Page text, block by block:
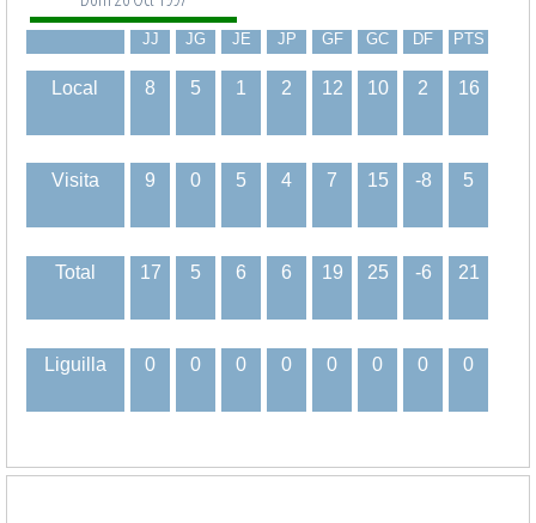
JJ JG JE JP GF GC DF PTS
Local 8 5 1 2 12 10 2 16
Visita 9 0 5 4 7 15 -8 5
Total 17 5 6 6 19 25 -6 21
Liguilla 0 0 0 0 0 0 0 0